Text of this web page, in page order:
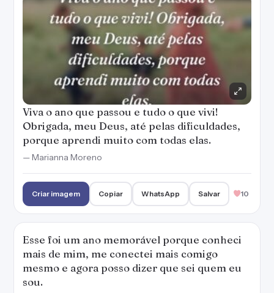
Viva o ano que passou e tudo o que vivi!
Obrigada, meu Deus, até pelas dificuldades,
porque aprendi muito com todas elas.
— Marianna Moreno
Criar imagem Copiar WhatsApp Salvar 10
Esse foi um ano memorável porque conheci
mais de mim, me conectei mais comigo
mesmo e agora posso dizer que sei quem eu
sou.